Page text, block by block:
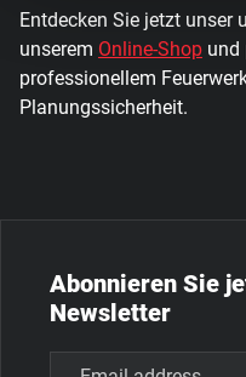
Entdecken Sie jetzt unser
unserem Online-Shop und
professionellem
Planungssicherheit.
Abonnieren Sie
Newsletter
Email (erforderlich)